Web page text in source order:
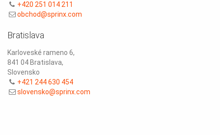
+420 251 014 211
obchod@sprinx.com
Bratislava
Karloveské rameno 6,
841 04 Bratislava,
Slovensko
+421 244 630 454
slovensko@sprinx.com